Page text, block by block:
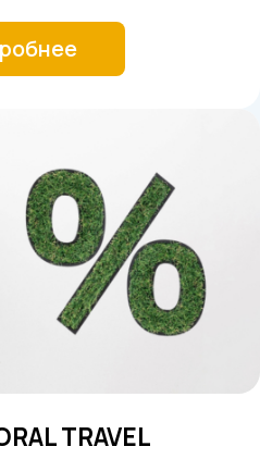
TRAVEL